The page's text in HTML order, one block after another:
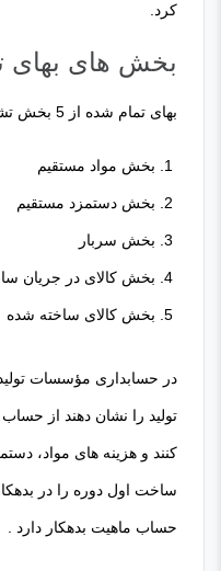
کرد.
بخش های بهای
بهای تمام شده از 5 بخش تشکیل میشود:
بخش مواد مستقیم
بخش دستمزد مستقیم
بخش سربار
بخش کالای در جریان
بخش کالای ساخته شده
در حسابداری مؤسسات
تولید را نشان دهند از
کنند و هزینه های مواد،
ساخت اول دوره را در
حساب ماهیت بدهکار دارد .